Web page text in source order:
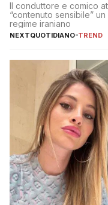
Il conduttore e comico
“contenuto sensibile”
regime iraniano
NEXTQUOTIDIANO-TREND